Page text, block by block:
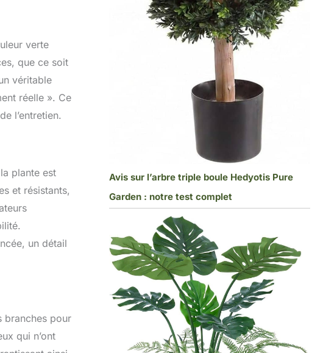
verte
que ce soit
véritable
réelle ». Ce
l’entretien.
plante est
et résistants,
un détail
branches pour
qui n’ont
Avis sur l’arbre triple boule Hedyotis Pure
Garden : notre test complet